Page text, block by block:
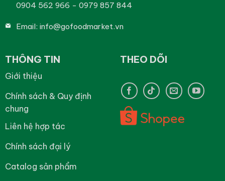
0904 562 966 - 0979 857 844
Email: info@gofoodmarket.vn
THÔNG TIN
Giới thiệu
Chính sách & Quy định
chung
Liên hệ hợp tác
Chính sách đại lý
Catalog sản phẩm
THEO DÕI